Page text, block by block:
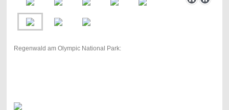
Regenwald am Olympic National Park: